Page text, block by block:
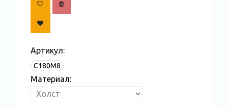
Артикул:
С180M8
Материал: